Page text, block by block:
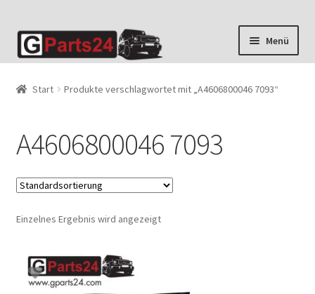
Zur
Navigation
Zum
Inhalt
Menü
Start Produkte verschlagwortet mit „A4606800046 7093“
A4606800046 7093
Einzelnes Ergebnis wird angezeigt